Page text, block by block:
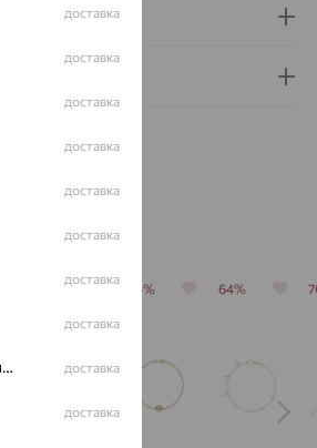
70% 64% 64%
доставка
доставка
доставка
доставка
доставка
доставка
доставка
доставка
Апастово, Апастовский район доставка
доставка